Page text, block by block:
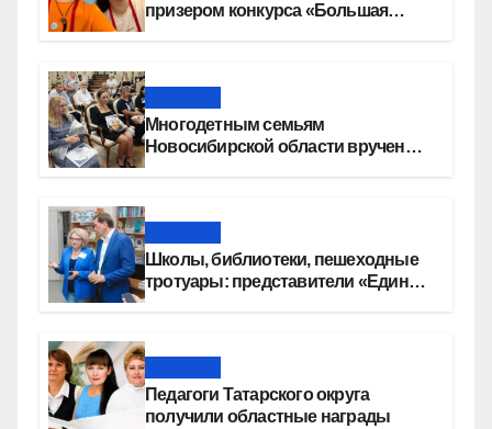
призером конкурса «Большая
Многодетным семьям
Новосибирской области вручены
Школы, библиотеки, пешеходные
тротуары: представители «Единой
Педагоги Татарского округа
получили областные награды